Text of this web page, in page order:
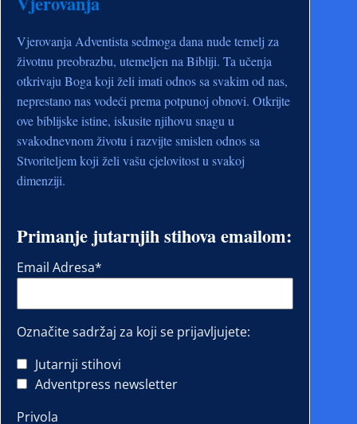
Vjerovanja Adventista sedmoga dana nude temelj za
životnu preobrazbu, utemeljen na Bibliji. Ta učenja
otkrivaju Boga koji želi imati odnos sa svakim od nas,
neprestano nas vodeći prema potpunoj obnovi. Otkrijte
ove biblijske istine, iskusite njihovu snagu u
svakodnevnom životu i razvijte smislen odnos sa
Stvoriteljem koji želi vašu cjelovitost u svakoj
dimenziji.
Primanje jutarnjih stihova emailom:
Email Adresa*
Označite sadržaj za koji se prijavljujete:
Jutarnji stihovi
Adventpress newsletter
Privola